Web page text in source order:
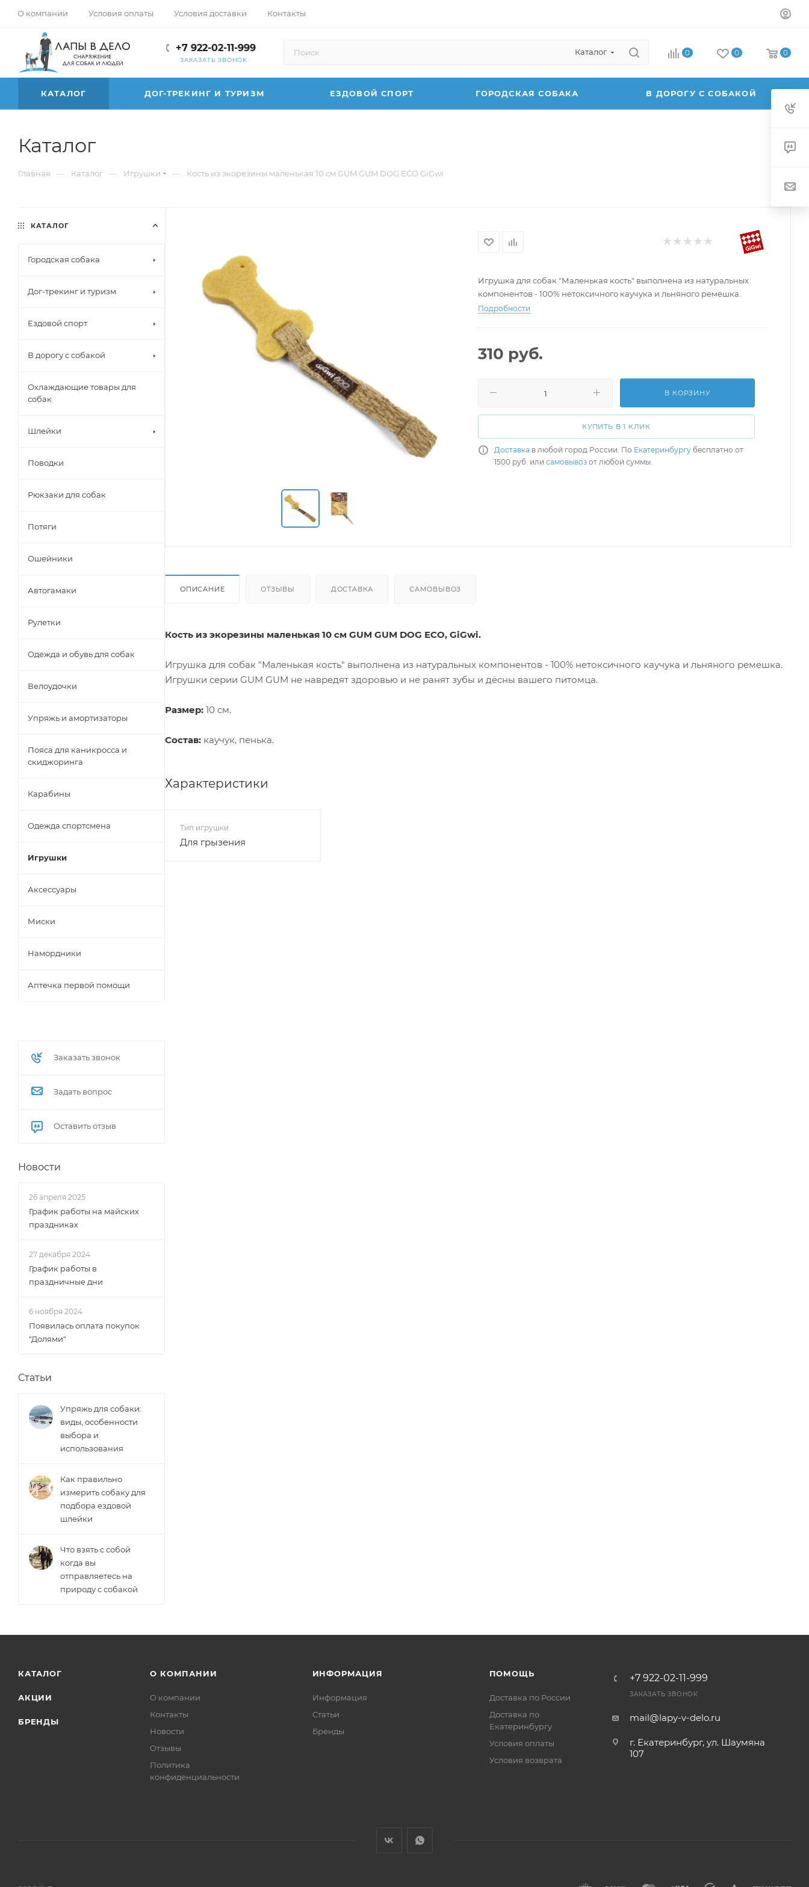
О компании Условия оплаты Условия доставки Контакты
+7 922-02-11-999
ЗАКАЗАТЬ ЗВОНОК
Каталог 0 0 0
КАТАЛОГ ДОГ-ТРЕКИНГ И ТУРИЗМ ЕЗДОВОЙ СПОРТ ГОРОДСКАЯ СОБАКА В ДОРОГУ С СОБАКОЙ
Каталог
Главная — Каталог — Игрушки — Кость из экорезины маленькая 10 см GUM GUM DOG ECO GiGwi
Игрушка для собак "Маленькая кость" выполнена из натуральных
компонентов - 100% нетоксичного каучука и льняного ремешка.
Подробности
310 руб.
В КОРЗИНУ
КУПИТЬ В 1 КЛИК
Доставка в любой город России. По Екатеринбургу бесплатно от
1500 руб. или самовывоз от любой суммы.
ОПИСАНИЕ ОТЗЫВЫ ДОСТАВКА САМОВЫВОЗ
Кость из экорезины маленькая 10 см GUM GUM DOG ECO, GiGwi.
Игрушка для собак "Маленькая кость" выполнена из натуральных компонентов - 100% нетоксичного каучука и льняного ремешка.
Игрушки серии GUM GUM не навредят здоровью и не ранят зубы и дёсны вашего питомца.
Размер: 10 см.
Состав: каучук, пенька.
Характеристики
Тип игрушки
Для грызения
КАТАЛОГ
Городская собака
Дог-трекинг и туризм
Ездовой спорт
В дорогу с собакой
Охлаждающие товары для
собак
Шлейки
Поводки
Рюкзаки для собак
Потяги
Ошейники
Автогамаки
Рулетки
Одежда и обувь для собак
Велоудочки
Упряжь и амортизаторы
Пояса для каникросса и
скиджоринга
Карабины
Одежда спортсмена
Игрушки
Аксессуары
Миски
Намордники
Аптечка первой помощи
Заказать звонок
Задать вопрос
Оставить отзыв
Новости
26 апреля 2025
График работы на майских
праздниках
27 декабря 2024
График работы в
праздничные дни
6 ноября 2024
Появилась оплата покупок
"Долями"
Статьи
Упряжь для собаки:
виды, особенности
выбора и
использования
Как правильно
измерить собаку для
подбора ездовой
шлейки
Что взять с собой
когда вы
отправляетесь на
природу с собакой
КАТАЛОГ
АКЦИИ
БРЕНДЫ
О КОМПАНИИ
О компании
Контакты
Новости
Отзывы
Политика
конфиденциальности
ИНФОРМАЦИЯ
Информация
Статьи
Бренды
ПОМОЩЬ
Доставка по России
Доставка по
Екатеринбургу
Условия оплаты
Условия возврата
+7 922-02-11-999
ЗАКАЗАТЬ ЗВОНОК
mail@lapy-v-delo.ru
г. Екатеринбург, ул. Шаумяна
107